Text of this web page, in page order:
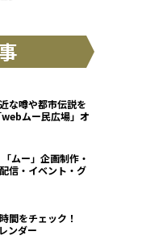
な噂や都市伝説を
ムー民広場」オ
ムー」企画制作・
信・イベント・グ
間をチェック！
ンダー